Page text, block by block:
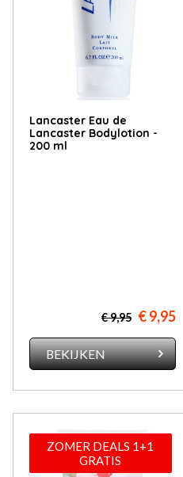
Lancaster Eau de
Lancaster Bodylotion -
200 ml
€ 9,95 € 9,95
BEKIJKEN
ZOMER DEALS 1+1
GRATIS